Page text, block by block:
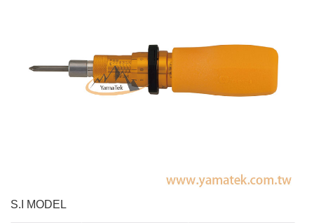
S.I MODEL